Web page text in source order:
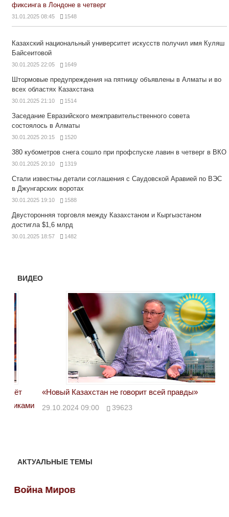
фиксинга в Лондоне в четверг
31.01.2025 08:45 1548
Казахский национальный университет искусств получил имя Куляш
Байсеитовой
30.01.2025 22:05 1649
Штормовые предупреждения на пятницу объявлены в Алматы и во
всех областях Казахстана
30.01.2025 21:10 1514
Заседание Евразийского межправительственного совета
состоялось в Алматы
30.01.2025 20:15 1520
380 кубометров снега сошло при профспуске лавин в четверг в ВКО
30.01.2025 20:10 1319
Стали известны детали соглашения с Саудовской Аравией по ВЭС
в Джунгарских воротах
30.01.2025 19:10 1588
Двусторонняя торговля между Казахстаном и Кыргызстаном
достигла $1,6 млрд
30.01.2025 18:57 1482
ВИДЕО
«Новый Казахстан не говорит всей правды»
29.10.2024 09:00 39623
АКТУАЛЬНЫЕ ТЕМЫ
Война Миров